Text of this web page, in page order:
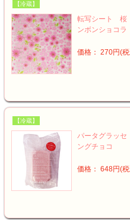
【冷蔵】
転写シート 桜
ンボンショコラ
価格： 270円(
【冷蔵】
パータグラッ
ングチョコ
価格： 648円(